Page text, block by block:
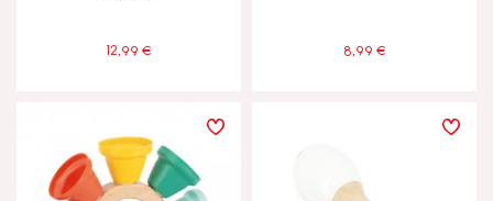
12,99 € 8,99 €